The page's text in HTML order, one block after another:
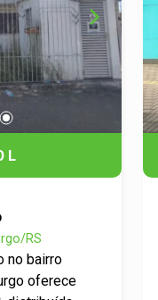
L
RS
no bairro
oferece